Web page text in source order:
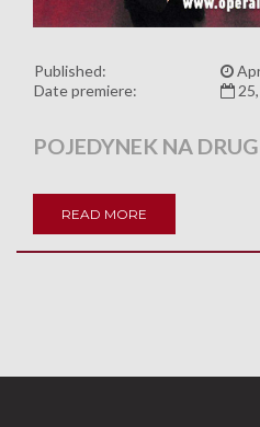
Published:
Date premiere:
POJEDYNEK NA
READ MORE